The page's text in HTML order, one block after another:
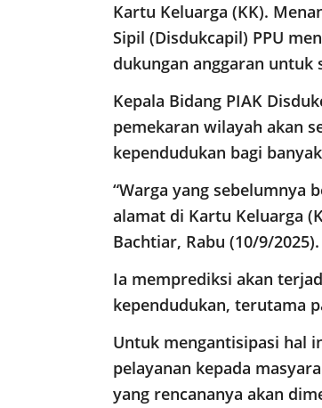
Kartu Keluarga (KK).
Sipil (Disdukcapil) PPU
dukungan anggaran untuk
Kepala Bidang PIAK
pemekaran wilayah akan
kependudukan bagi
“Warga yang sebelumnya
alamat di Kartu Keluarga
Bachtiar, Rabu (10/9/2025).
Ia memprediksi akan
kependudukan, terutama
Untuk mengantisipasi hal
pelayanan kepada
yang rencananya akan